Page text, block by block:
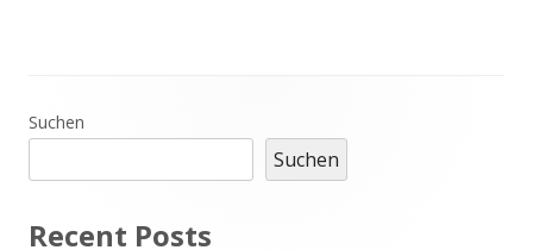
Haupt-
Seitenleiste
Suchen
Suchen
Recent Posts